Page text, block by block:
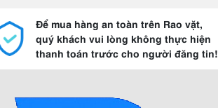
Để mua hàng an toàn trên Rao vặt,
quý khách vui lòng không thực hiện
thanh toán trước cho người đăng tin!